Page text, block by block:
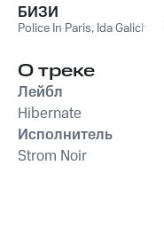
БИЗИ
Police In Paris, Ida Galich
О треке
Лейбл
Hibernate
Исполнитель
Strom Noir